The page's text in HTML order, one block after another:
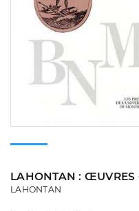
LAHONTAN : ŒUVRES
LAHONTAN